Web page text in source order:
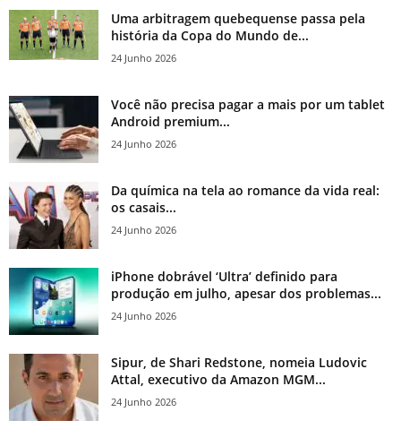
Uma arbitragem quebequense passa pela
história da Copa do Mundo de...
24 Junho 2026
Você não precisa pagar a mais por um tablet
Android premium...
24 Junho 2026
Da química na tela ao romance da vida real:
os casais...
24 Junho 2026
iPhone dobrável ‘Ultra’ definido para
produção em julho, apesar dos problemas...
24 Junho 2026
Sipur, de Shari Redstone, nomeia Ludovic
Attal, executivo da Amazon MGM...
24 Junho 2026